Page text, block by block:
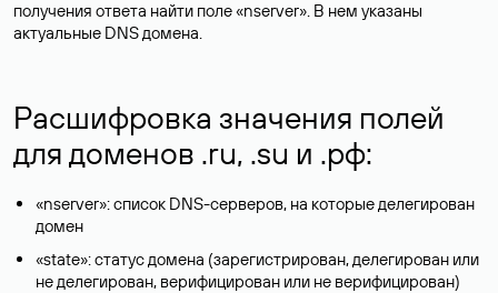
получения ответа найти поле «nserver». В нем указаны
актуальные DNS домена.
Расшифровка значения полей
для доменов .ru, .su и .рф:
«nserver»: список DNS-серверов, на которые делегирован
домен
«state»: статус домена (зарегистрирован, делегирован или
не делегирован, верифицирован или не верифицирован)